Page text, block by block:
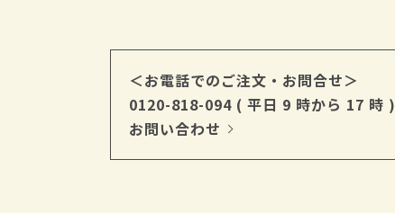
＜お電話でのご注文・お問合せ＞
0120-818-094 ( 平日 9 時から 17 時 )
お問い合わせ